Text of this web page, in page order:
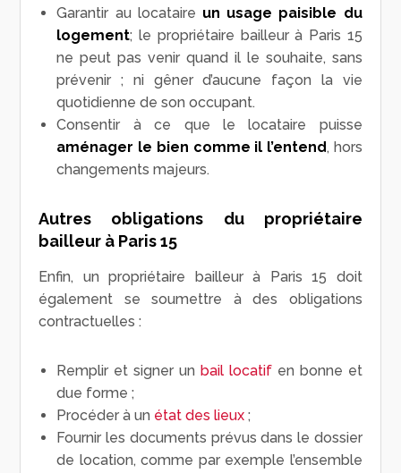
Garantir au locataire un usage paisible du
logement; le propriétaire bailleur à Paris 15
ne peut pas venir quand il le souhaite, sans
prévenir ; ni gêner d’aucune façon la vie
quotidienne de son occupant.
Consentir à ce que le locataire puisse
aménager le bien comme il l’entend, hors
changements majeurs.
Autres obligations du propriétaire
bailleur à Paris 15
Enfin, un propriétaire bailleur à Paris 15 doit
également se soumettre à des obligations
contractuelles :
Remplir et signer un bail locatifen bonne et
due forme ;
Procéder à un état des lieux ;
Fournir les documents prévus dans le dossier
de location, comme par exemple l’ensemble